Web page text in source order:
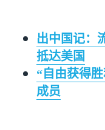
出中国记：
抵达美国
“ 自由获得胜
成员